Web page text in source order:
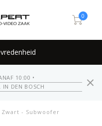
0
10:00 •
IN DEN BOSCH
Zwart - Subwoofer